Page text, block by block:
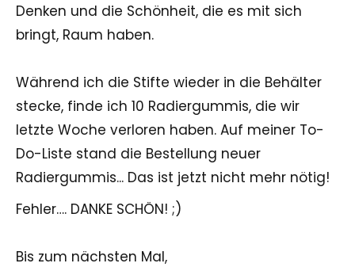
Denken und die Schönheit, die es mit sich
bringt, Raum haben.
Während ich die Stifte wieder in die Behälter
stecke, finde ich 10 Radiergummis, die wir
letzte Woche verloren haben. Auf meiner To-
Do-Liste stand die Bestellung neuer
Radiergummis... Das ist jetzt nicht mehr nötig!
Fehler…. DANKE SCHÖN! ;)
Bis zum nächsten Mal,